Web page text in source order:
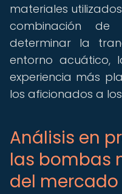
materiales
combinación de
determinar la
entorno acuático,
experiencia más
los aficionados a
Análisis en
las bombas
del mercado